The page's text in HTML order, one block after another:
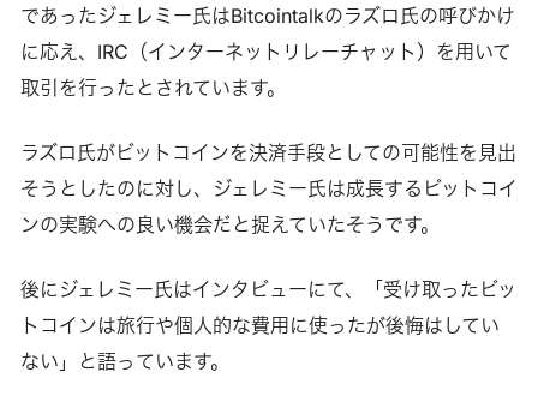
であったジェレミー氏はBitcointalkのラズロ氏の呼びかけ
に応え、IRC（インターネットリレーチャット）を用いて
取引を行ったとされています。
ラズロ氏がビットコインを決済手段としての可能性を見出
そうとしたのに対し、ジェレミー氏は成長するビットコイ
ンの実験への良い機会だと捉えていたそうです。
後にジェレミー氏はインタビューにて、「受け取ったビッ
トコインは旅行や個人的な費用に使ったが後悔はしてい
ない」と語っています。